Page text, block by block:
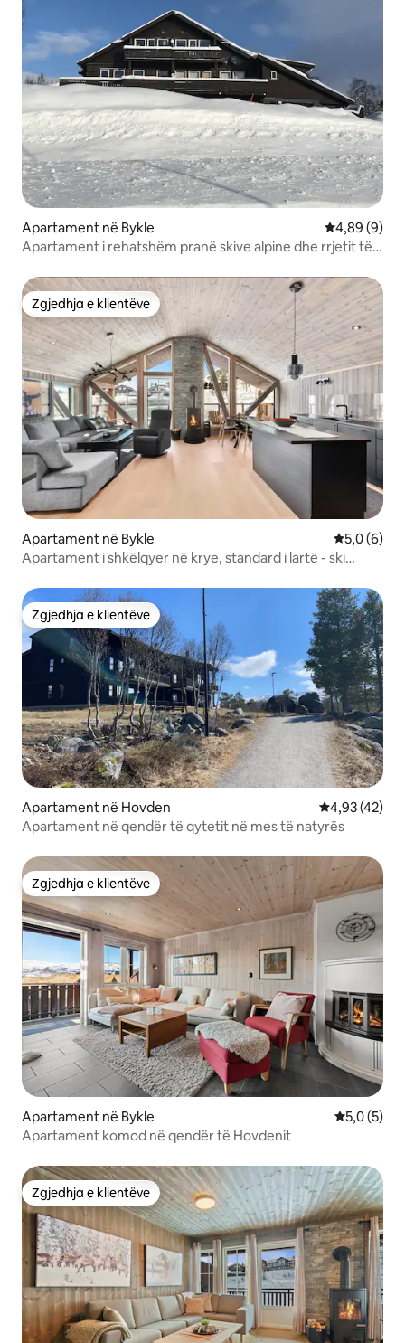
Apartament në Bykle Vlerësimi
4,89 (9)
Apartament i rehatshëm pranë skive alpine dhe rrjetit të
Zgjedhja e klientëve
Zgjedhja e klientëve
Apartament në Bykle Vlerësimi
5,0 (6)
Apartament i shkëlqyer në krye, standard i lartë - ski
Zgjedhja e klientëve
Zgjedhja e klientëve
Apartament në Hovden Vlerësimi
4,93 (42)
Apartament në qendër të qytetit në mes të natyrës
Zgjedhja e klientëve
Zgjedhja e klientëve
Apartament në Bykle Vlerësimi
5,0 (5)
Apartament komod në qendër të Hovdenit
Zgjedhja e klientëve
Zgjedhja e klientëve